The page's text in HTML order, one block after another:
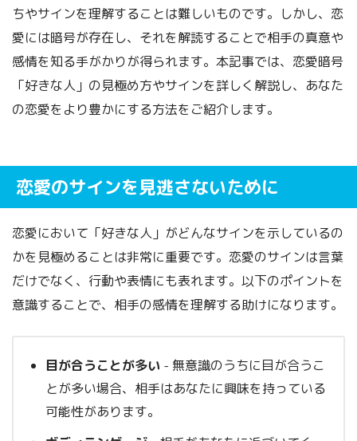
ちやサインを理解することは難しいものです。しかし、恋
愛には暗号が存在し、それを解読することで相手の真意や
感情を知る手がかりが得られます。本記事では、恋愛暗号
「好きな人」の見極め方やサインを詳しく解説し、あなた
の恋愛をより豊かにする方法をご紹介します。
恋愛のサインを見逃さないために
恋愛において「好きな人」がどんなサインを示しているの
かを見極めることは非常に重要です。恋愛のサインは言葉
だけでなく、行動や表情にも表れます。以下のポイントを
意識することで、相手の感情を理解する助けになります。
目が合うことが多い - 無意識のうちに目が合うこ
とが多い場合、相手はあなたに興味を持っている
可能性があります。